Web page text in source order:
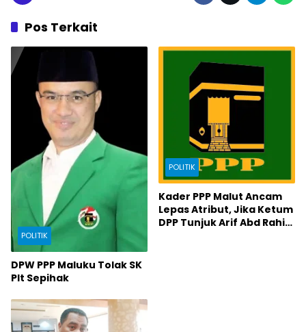
Pos Terkait
POLITIK
DPW PPP Maluku Tolak SK
Plt Sepihak
POLITIK
Kader PPP Malut Ancam
Lepas Atribut, Jika Ketum
DPP Tunjuk Arif Abd Rahim